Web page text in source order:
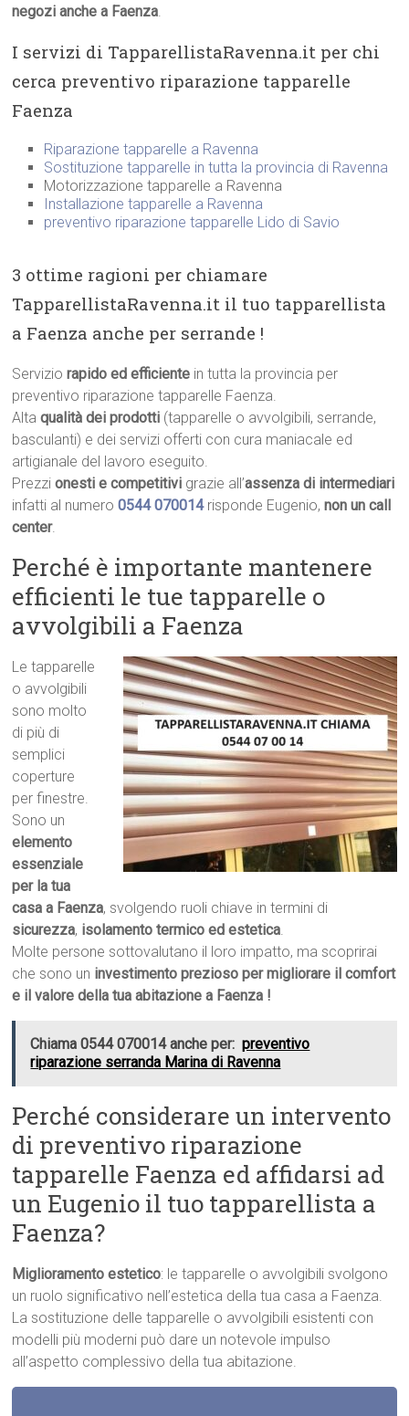
negozi anche a Faenza.
I servizi di TapparellistaRavenna.it per chi
cerca preventivo riparazione tapparelle
Faenza
Riparazione tapparelle a Ravenna
Sostituzione tapparelle in tutta la provincia di Ravenna
Motorizzazione tapparelle a Ravenna
Installazione tapparelle a Ravenna
preventivo riparazione tapparelle Lido di Savio
3 ottime ragioni per chiamare
TapparellistaRavenna.it il tuo tapparellista
a Faenza anche per serrande !
Serviziorapido ed efficiente in tutta la provincia per
preventivo riparazione tapparelle Faenza.
Altaqualità dei prodotti (tapparelle o avvolgibili, serrande,
basculanti) e dei servizi offerti con cura maniacale ed
artigianale del lavoro eseguito.
Prezzionesti e competitivi grazie all’assenza di intermediari
infatti al numero0544 070014 risponde Eugenio,non un call
center.
Perché è importante mantenere
efficienti le tue tapparelle o
avvolgibili a Faenza
Le tapparelle
o avvolgibili
sono molto
di più di
semplici
coperture
per finestre.
Sono un
elemento
essenziale
per la tua
casa a Faenza, svolgendo ruoli chiave in termini di
sicurezza, isolamento termico ed estetica.
Molte persone sottovalutano il loro impatto, ma scoprirai
che sono un investimento prezioso per migliorare il comfort
e il valore della tua abitazione a Faenza !
Chiama 0544 070014 anche per: preventivo
riparazione serranda Marina di Ravenna
Perché considerare un intervento
di preventivo riparazione
tapparelle Faenza ed affidarsi ad
un Eugenio il tuo tapparellista a
Faenza?
Miglioramento estetico: le tapparelle o avvolgibili svolgono
un ruolo significativo nell’estetica della tua casa a Faenza.
La sostituzione delle tapparelle o avvolgibili esistenti con
modelli più moderni può dare un notevole impulso
all’aspetto complessivo della tua abitazione.